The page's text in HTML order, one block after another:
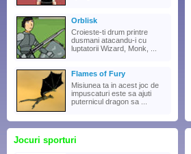
Orblisk
Croieste-ti drum printre
dusmani atacandu-i cu
luptatorii Wizard, Monk, ...
Flames of Fury
Misiunea ta in acest joc de
impuscaturi este sa ajuti
puternicul dragon sa ...
Jocuri sporturi